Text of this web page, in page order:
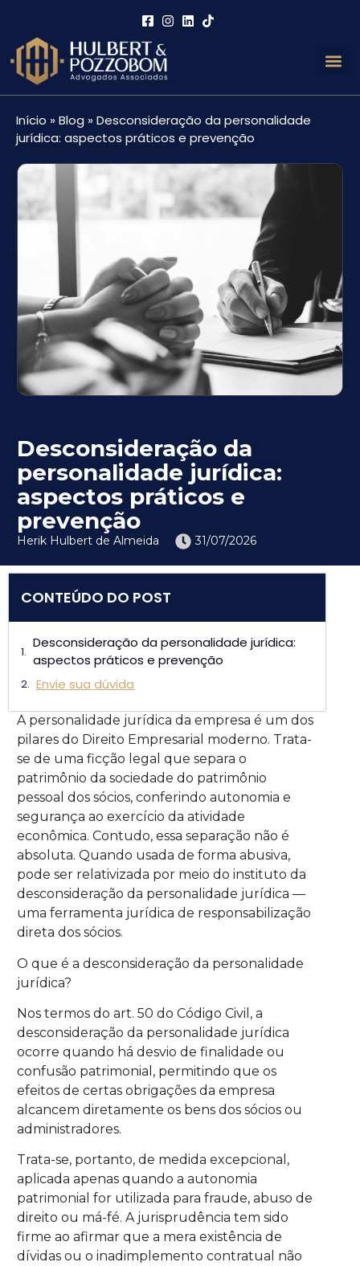
Início » Blog » Desconsideração da personalidade
jurídica: aspectos práticos e prevenção
Desconsideração da
personalidade jurídica:
aspectos práticos e
prevenção
Herik Hulbert de Almeida 31/07/2026
CONTEÚDO DO POST
Desconsideração da personalidade jurídica:
aspectos práticos e prevenção
Envie sua dúvida
A personalidade jurídica da empresa é um dos
pilares do Direito Empresarial moderno. Trata-
se de uma ficção legal que separa o
patrimônio da sociedade do patrimônio
pessoal dos sócios, conferindo autonomia e
segurança ao exercício da atividade
econômica. Contudo, essa separação não é
absoluta. Quando usada de forma abusiva,
pode ser relativizada por meio do instituto da
desconsideração da personalidade jurídica —
uma ferramenta jurídica de responsabilização
direta dos sócios.
O que é a desconsideração da personalidade
jurídica?
Nos termos do art. 50 do Código Civil, a
desconsideração da personalidade jurídica
ocorre quando há desvio de finalidade ou
confusão patrimonial, permitindo que os
efeitos de certas obrigações da empresa
alcancem diretamente os bens dos sócios ou
administradores.
Trata-se, portanto, de medida excepcional,
aplicada apenas quando a autonomia
patrimonial for utilizada para fraude, abuso de
direito ou má-fé. A jurisprudência tem sido
firme ao afirmar que a mera existência de
dívidas ou o inadimplemento contratual não